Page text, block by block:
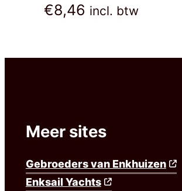
€8,46 incl. btw
Meer sites
Gebroeders van Enkhuizen
Enksail Yachts